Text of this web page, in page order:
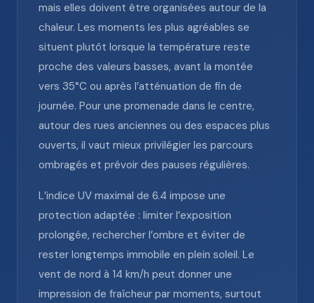
mais elles doivent être organisées autour de la
chaleur. Les moments les plus agréables se
situent plutôt lorsque la température reste
proche des valeurs basses, avant la montée
vers 35°C ou après l’atténuation de fin de
journée. Pour une promenade dans le centre,
autour des rues anciennes ou des espaces plus
ouverts, il vaut mieux privilégier les parcours
ombragés et prévoir des pauses régulières.
L’indice UV maximal de 6.4 impose une
protection adaptée : limiter l’exposition
prolongée, rechercher l’ombre et éviter de
rester longtemps immobile en plein soleil. Le
vent de nord à 14 km/h peut donner une
impression de fraîcheur par moments, surtout